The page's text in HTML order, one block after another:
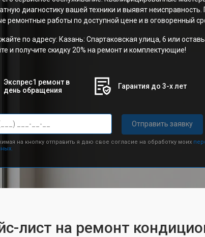
диагностику вашей техники и выявят неисправность.
ремонтные работы по доступной цене и в оговоренный
по адресу: Казань: Спартаковская улица, 6 или
и получите скидку 20% на ремонт и комплектующие!
Экспрес1 ремонт в
день обращения
Гарантия до 3-х лет
Отправить заявку
на кнопку отправить я даю свое согласие на обработку моих
лист на ремонт